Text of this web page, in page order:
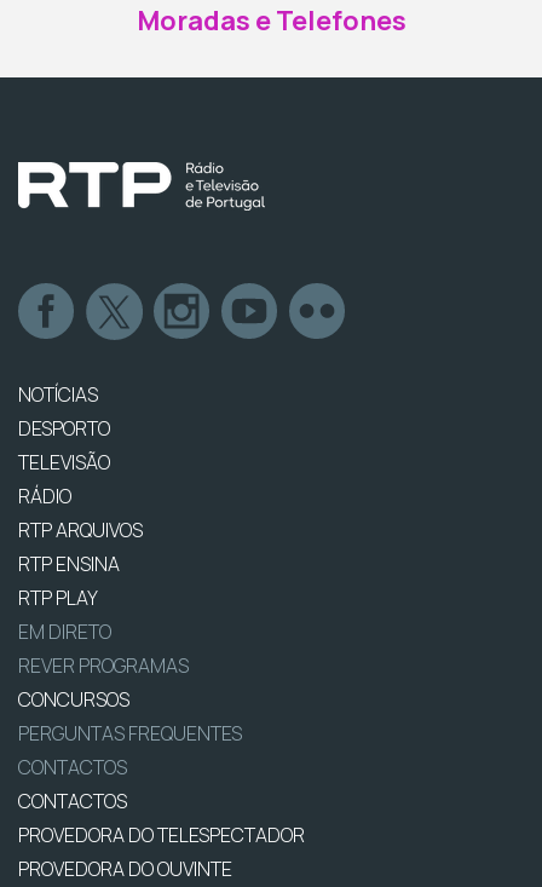
Moradas e Telefones
NOTÍCIAS
DESPORTO
TELEVISÃO
RÁDIO
RTP ARQUIVOS
RTP ENSINA
RTP PLAY
EM DIRETO
REVER PROGRAMAS
CONCURSOS
PERGUNTAS FREQUENTES
CONTACTOS
CONTACTOS
PROVEDORA DO TELESPECTADOR
PROVEDORA DO OUVINTE